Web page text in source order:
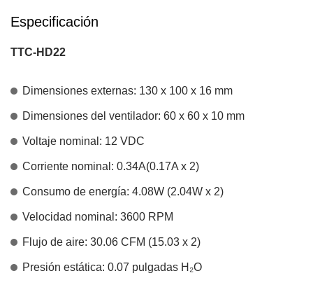
Especificación
TTC-HD22
Dimensiones externas: 130 x 100 x 16 mm
Dimensiones del ventilador: 60 x 60 x 10 mm
Voltaje nominal: 12 VDC
Corriente nominal: 0.34A(0.17A x 2)
Consumo de energía: 4.08W (2.04W x 2)
Velocidad nominal: 3600 RPM
Flujo de aire: 30.06 CFM (15.03 x 2)
Presión estática: 0.07 pulgadas H₂O